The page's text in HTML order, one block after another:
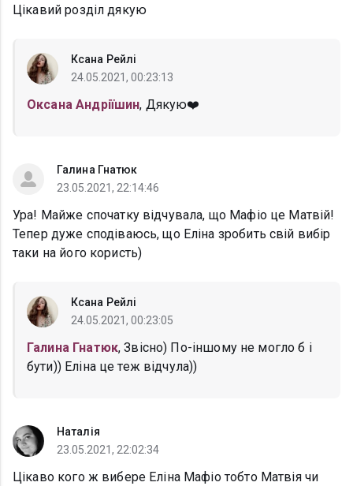
Цікавий розділ дякую
Ксана Рейлі
24.05.2021, 00:23:13
Оксана Андріїшин, Дякую❤️
Галина Гнатюк
23.05.2021, 22:14:46
Ура! Майже спочатку відчувала, що Мафіо це Матвій!
Тепер дуже сподіваюсь, що Еліна зробить свій вибір
таки на його користь)
Ксана Рейлі
24.05.2021, 00:23:05
Галина Гнатюк, Звісно) По-іншому не могло б і
бути)) Еліна це теж відчула))
Наталія
23.05.2021, 22:02:34
Цікаво кого ж вибере Еліна Мафіо тобто Матвія чи